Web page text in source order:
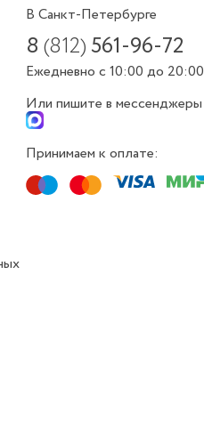
В Санкт-Петербурге
8(812) 561-96-72
Ежедневно с 10:00 до 20:00
Или пишите в мессенджеры
Принимаем к оплате: